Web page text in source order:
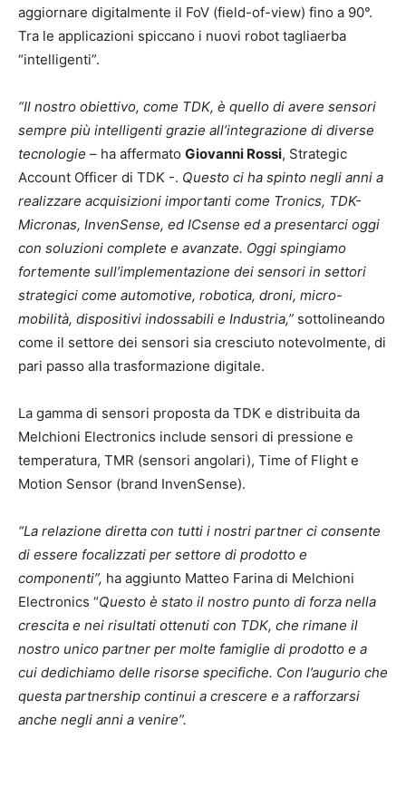
aggiornare digitalmente il FoV (field-of-view) fino a 90°.
Tra le applicazioni spiccano i nuovi robot tagliaerba
“intelligenti”.
“Il nostro obiettivo, come TDK, è quello di avere sensori
sempre più intelligenti grazie all’integrazione di diverse
tecnologie – ha affermato Giovanni Rossi, Strategic
Account Officer di TDK -. Questo ci ha spinto negli anni a
realizzare acquisizioni importanti come Tronics, TDK-
Micronas, InvenSense, ed ICsense ed a presentarci oggi
con soluzioni complete e avanzate. Oggi spingiamo
fortemente sull’implementazione dei sensori in settori
strategici come automotive, robotica, droni, micro-
mobilità, dispositivi indossabili e Industria,” sottolineando
come il settore dei sensori sia cresciuto notevolmente, di
pari passo alla trasformazione digitale.
La gamma di sensori proposta da TDK e distribuita da
Melchioni Electronics include sensori di pressione e
temperatura, TMR (sensori angolari), Time of Flight e
Motion Sensor (brand InvenSense).
“La relazione diretta con tutti i nostri partner ci consente
di essere focalizzati per settore di prodotto e
componenti”, ha aggiunto Matteo Farina di Melchioni
Electronics “Questo è stato il nostro punto di forza nella
crescita e nei risultati ottenuti con TDK, che rimane il
nostro unico partner per molte famiglie di prodotto e a
cui dedichiamo delle risorse specifiche. Con l’augurio che
questa partnership continui a crescere e a rafforzarsi
anche negli anni a venire”.